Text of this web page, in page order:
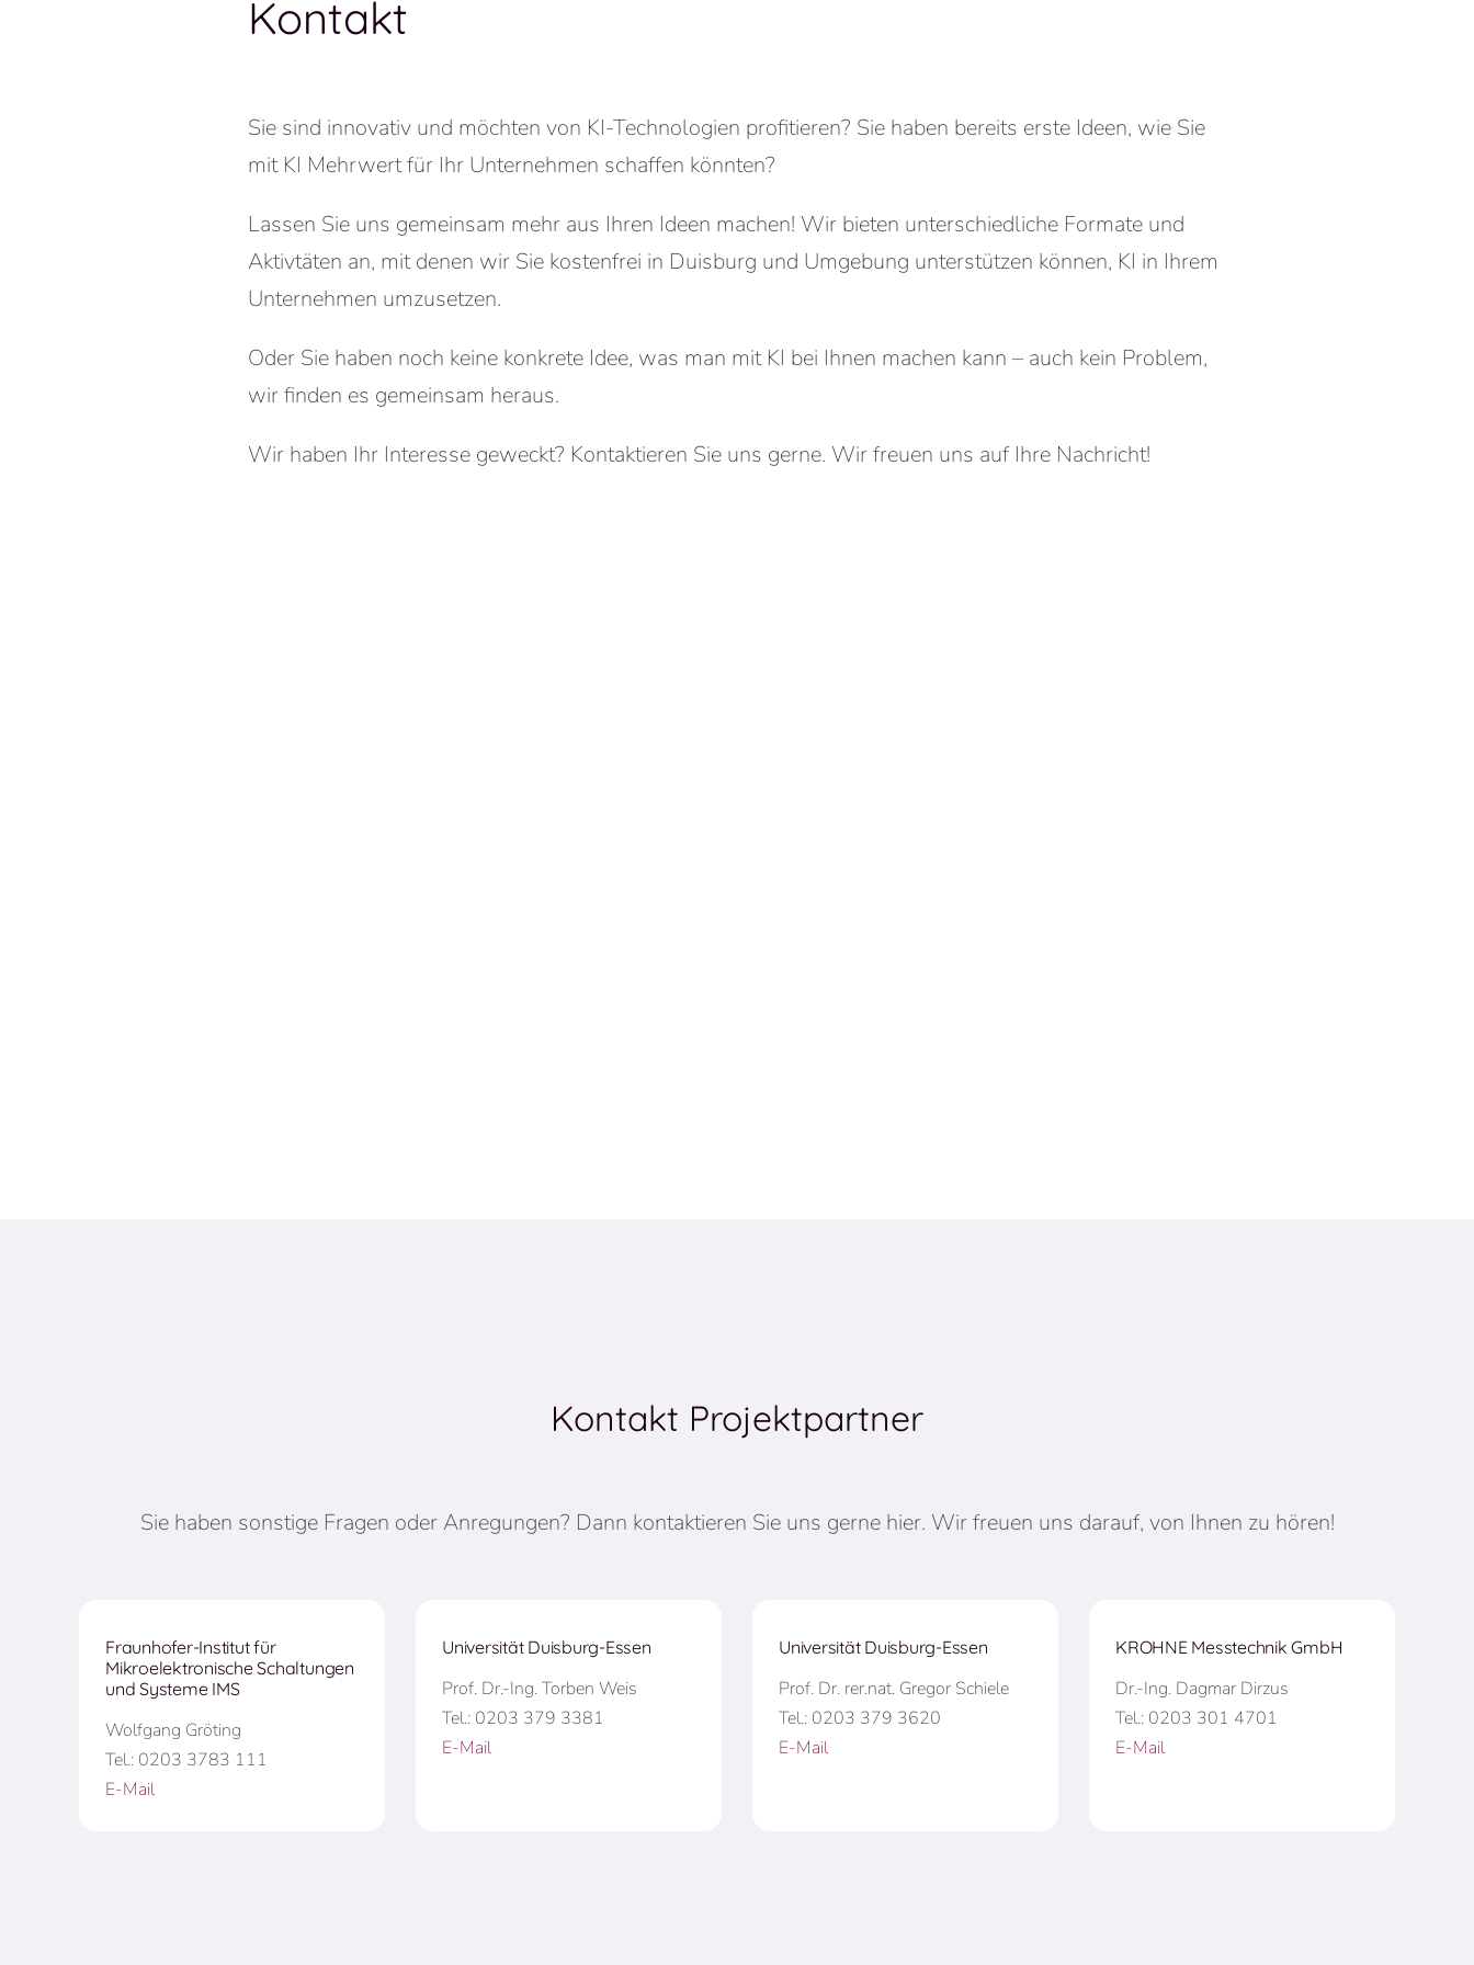
Kontakt
Sie sind innovativ und möchten von KI-Technologien profitieren? Sie haben bereits erste Ideen, wie Sie
mit KI Mehrwert für Ihr Unternehmen schaffen könnten?
Lassen Sie uns gemeinsam mehr aus Ihren Ideen machen! Wir bieten unterschiedliche Formate und
Aktivtäten an, mit denen wir Sie kostenfrei in Duisburg und Umgebung unterstützen können, KI in Ihrem
Unternehmen umzusetzen.
Oder Sie haben noch keine konkrete Idee, was man mit KI bei Ihnen machen kann – auch kein Problem,
wir finden es gemeinsam heraus.
Wir haben Ihr Interesse geweckt? Kontaktieren Sie uns gerne. Wir freuen uns auf Ihre Nachricht!
Kontakt Projektpartner
Sie haben sonstige Fragen oder Anregungen? Dann kontaktieren Sie uns gerne hier. Wir freuen uns darauf, von Ihnen zu hören!
Fraunhofer-Institut für
Mikroelektronische Schaltungen
und Systeme IMS
Wolfgang Gröting
Tel.: 0203 3783 111
E-Mail
Universität Duisburg-Essen
Prof. Dr.-Ing. Torben Weis
Tel.: 0203 379 3381
E-Mail
Universität Duisburg-Essen
Prof. Dr. rer.nat. Gregor Schiele
Tel.: 0203 379 3620
E-Mail
KROHNE Messtechnik GmbH
Dr.-Ing. Dagmar Dirzus
Tel.: 0203 301 4701
E-Mail